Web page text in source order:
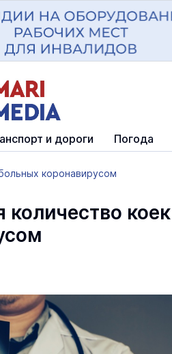
и дороги Погода
коронавирусом
коек